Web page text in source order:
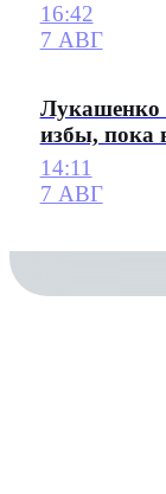
16:42
7 АВГ
Лукашенко
избы, пока
14:11
7 АВГ